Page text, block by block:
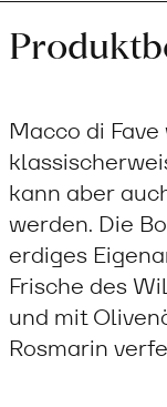
Macco di
kann aber
werden. Die
erdiges
Frische des
und mit
Rosmarin